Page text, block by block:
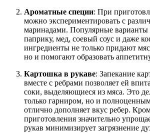
Ароматные специи: При
можно экспериментировать с
маринадами. Популярные варианты
паприку, мед, соевый соус и даже
ингредиенты не только придают
но и помогают образовать
Картошка в рукаве: Запекание
вместе с ребрами позволяет ей
соки, выделяющиеся из мяса. Это
только гарниром, но и
отлично дополняет вкус ребер.
приготовления значительно
рукав минимизирует загрязнение